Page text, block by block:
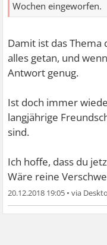
Wochen eingeworfen.
Damit ist das Thema
alles getan, und
Antwort genug.
Ist doch immer
langjährige
sind.
Ich hoffe, dass du
Wäre reine
20.12.2018 19:05 •